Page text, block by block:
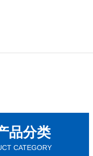
品分类
CATEGORY